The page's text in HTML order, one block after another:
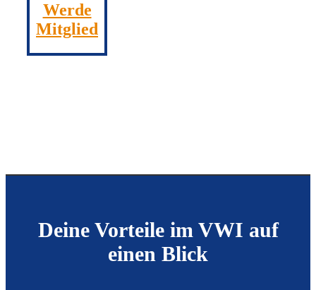
Werde
Mitglied
Deine Vorteile im VWI auf
einen Blick